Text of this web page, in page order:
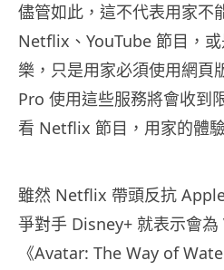
儘管如此，這不代表用家不
Netflix、YouTube 節目，
樂，只是用家必須使用網頁
Pro 使用這些服務將會收到
看 Netflix 節目，用家的體
雖然 Netflix 帶頭反抗
爭對手 Disney+ 就表示會
《Avatar: The Way of